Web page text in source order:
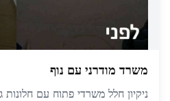
משרד מודרני עם נוף
ניקיון חלל משרדי פתוח עם חלונות